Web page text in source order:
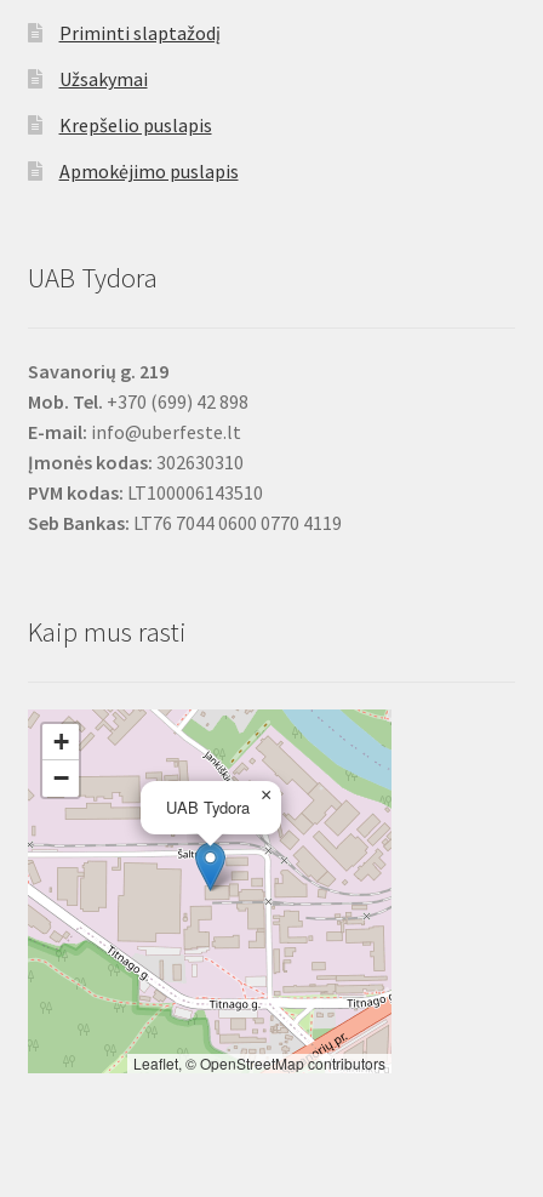
Priminti slaptažodį
Užsakymai
Krepšelio puslapis
Apmokėjimo puslapis
UAB Tydora
Savanorių g. 219
Mob. Tel. +370 (699) 42 898
E-mail: info@uberfeste.lt
Įmonės kodas: 302630310
PVM kodas: LT100006143510
Seb Bankas: LT76 7044 0600 0770 4119
Kaip mus rasti
UAB Tydora
×
+
−
Leaflet, ©OpenStreetMapcontributors